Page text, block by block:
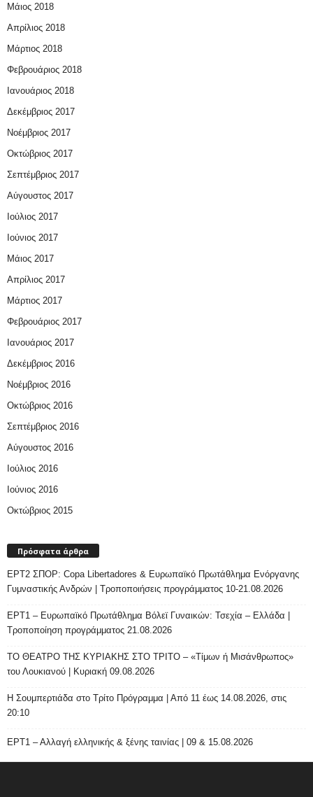
Μάιος 2018
Απρίλιος 2018
Μάρτιος 2018
Φεβρουάριος 2018
Ιανουάριος 2018
Δεκέμβριος 2017
Νοέμβριος 2017
Οκτώβριος 2017
Σεπτέμβριος 2017
Αύγουστος 2017
Ιούλιος 2017
Ιούνιος 2017
Μάιος 2017
Απρίλιος 2017
Μάρτιος 2017
Φεβρουάριος 2017
Ιανουάριος 2017
Δεκέμβριος 2016
Νοέμβριος 2016
Οκτώβριος 2016
Σεπτέμβριος 2016
Αύγουστος 2016
Ιούλιος 2016
Ιούνιος 2016
Οκτώβριος 2015
Πρόσφατα άρθρα
ΕΡΤ2 ΣΠΟΡ: Copa Libertadores & Ευρωπαϊκό Πρωτάθλημα Ενόργανης
Γυμναστικής Ανδρών | Τροποποιήσεις προγράμματος 10-21.08.2026
ΕΡΤ1 – Ευρωπαϊκό Πρωτάθλημα Βόλεϊ Γυναικών: Τσεχία – Ελλάδα |
Τροποποίηση προγράμματος 21.08.2026
ΤΟ ΘΕΑΤΡΟ ΤΗΣ ΚΥΡΙΑΚΗΣ ΣΤΟ ΤΡΙΤΟ – «Τίμων ή Μισάνθρωπος»
του Λουκιανού | Κυριακή 09.08.2026
H Σουμπερτιάδα στο Τρίτο Πρόγραμμα | Από 11 έως 14.08.2026, στις
20:10
ΕΡΤ1 – Αλλαγή ελληνικής & ξένης ταινίας | 09 & 15.08.2026